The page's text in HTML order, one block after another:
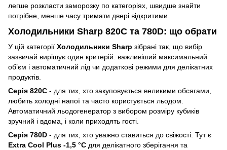
легше розкласти заморозку по категоріях, швидше знайти
потрібне, менше часу тримати двері відкритими.
Холодильники Sharp 820C та 780D: що обрати
У цій категорії Холодильники Sharp зібрані так, що вибір
зазвичай вирішує один критерій: важливіший максимальний
об’єм і автоматичний лід чи додаткові режими для делікатних
продуктів.
Серія 820C - для тих, хто закуповується великими обсягами,
любить холодні напої та часто користується льодом.
Автоматичний льодогенератор з вибором розміру кубиків
зручний і вдома, і коли приходять гості.
Серія 780D - для тих, хто уважно ставиться до свіжості. Тут є
Extra Cool Plus -1,5 °C для делікатного зберігання та